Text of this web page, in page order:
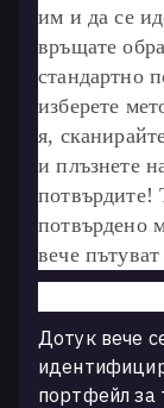
им и да се
връщате
стандартно
изберете
я,
и плъзнете
потвърдите!
потвърдено
вече
Дотук вече
портфейл за